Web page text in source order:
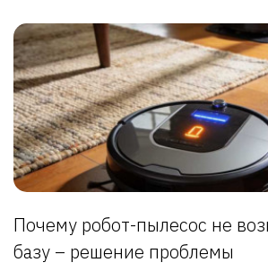
Почему робот-пылесос не
базу – решение проблемы